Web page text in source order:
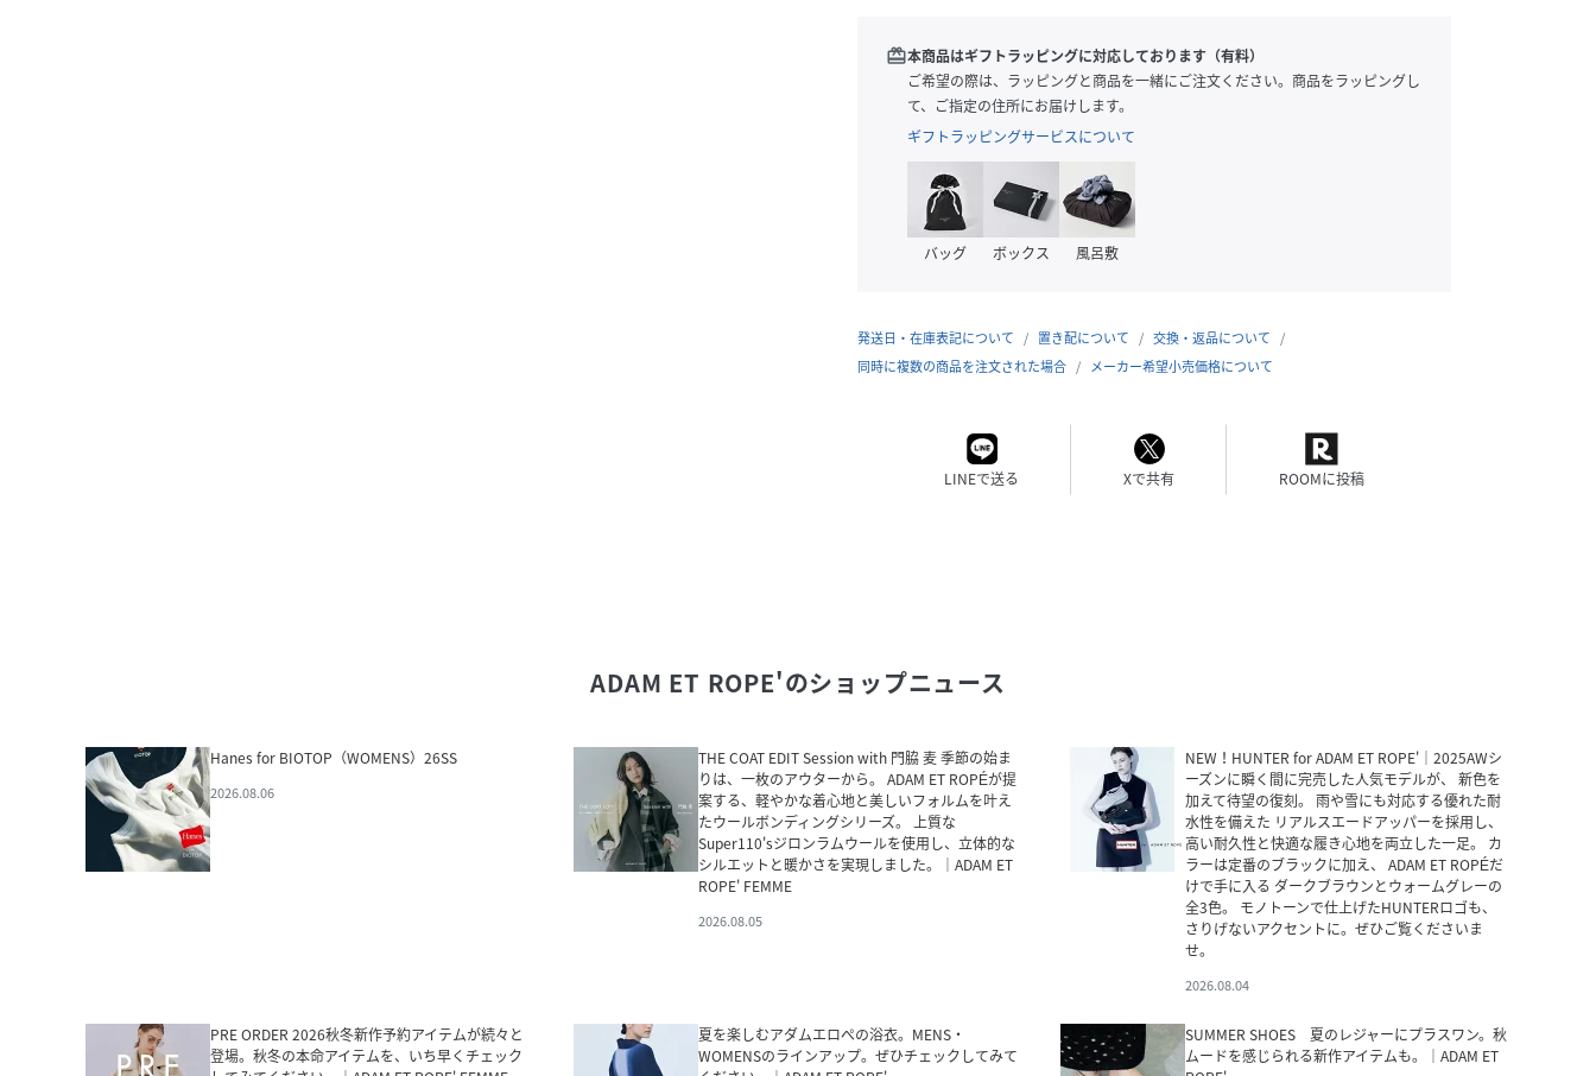
redeem本商品はギフトラッピングに対応しております（有料）
ご希望の際は、ラッピングと商品を一緒にご注文ください。商品をラッピングし
て、ご指定の住所にお届けします。
ギフトラッピングサービスについて
バッグ ボックス 風呂敷
発送日・在庫表記について 置き配について
交換・返品について
同時に複数の商品を注文された場合
メーカー希望小売価格について
LINEで送る Xで共有 ROOMに投稿
ADAM ET ROPE'のショップニュース
Hanes for BIOTOP（WOMENS）26SS
2026.08.06
THE COAT EDIT Session with 門脇 麦 季節の始ま
りは、一枚のアウターから。 ADAM ET ROPÉが提
案する、軽やかな着心地と美しいフォルムを叶え
たウールボンディングシリーズ。 上質な
Super110'sジロンラムウールを使用し、立体的な
シルエットと暖かさを実現しました。｜ADAM ET
ROPE' FEMME
2026.08.05
NEW！HUNTER for ADAM ET ROPE'｜2025AWシ
ーズンに瞬く間に完売した人気モデルが、 新色を
加えて待望の復刻。 雨や雪にも対応する優れた耐
水性を備えた リアルスエードアッパーを採用し、
高い耐久性と快適な履き心地を両立した一足。 カ
ラーは定番のブラックに加え、 ADAM ET ROPÉだ
けで手に入る ダークブラウンとウォームグレーの
全3色。 モノトーンで仕上げたHUNTERロゴも、
さりげないアクセントに。ぜひご覧くださいま
せ。
2026.08.04
PRE ORDER 2026秋冬新作予約アイテムが続々と
登場。秋冬の本命アイテムを、いち早くチェック
夏を楽しむアダムエロぺの浴衣。MENS・
WOMENSのラインアップ。ぜひチェックしてみて
SUMMER SHOES 夏のレジャーにプラスワン。秋
ムードを感じられる新作アイテムも。｜ADAM ET